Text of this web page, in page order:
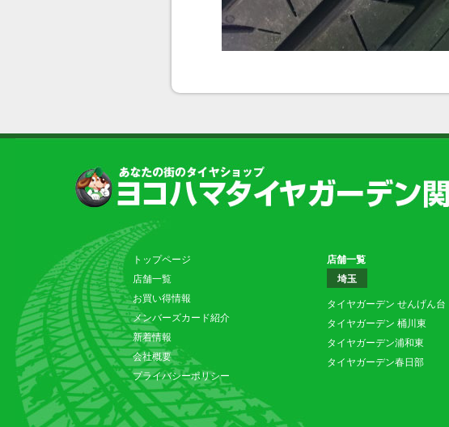
トップページ
店舗一覧
お買い得情報
メンバーズカード紹介
新着情報
会社概要
プライバシーポリシー
店舗一覧
埼玉
タイヤガーデン せんげん台
タイヤガーデン 桶川東
タイヤガーデン浦和東
タイヤガーデン春日部